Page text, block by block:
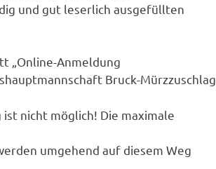
und gut leserlich ausgefüllten
„Online-Anmeldung
Bruck-Mürzzuschlag.
nicht möglich! Die maximale
umgehend auf diesem Weg